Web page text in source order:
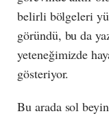
belirli bölgeleri
göründü, bu da
yeteneğimizde
gösteriyor.
Bu arada sol